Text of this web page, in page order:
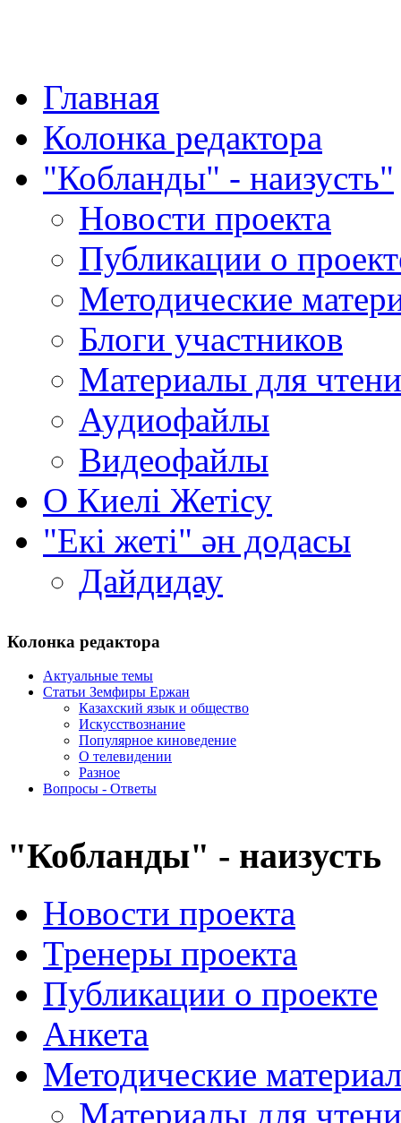
Главная
Колонка редактора
"Кобланды" - наизусть"
Новости проекта
Публикации о
Методические
Блоги участников
Материалы для
Аудиофайлы
Видеофайлы
О Киелi Жетiсу
"Екі жеті" ән додасы
Дайдидау
Колонка редактора
Актуальные темы
Статьи Земфиры Ержан
Казахский язык и общество
Искусствознание
Популярное киноведение
О телевидении
Разное
Вопросы - Ответы
"Кобланды" - наизусть
Новости проекта
Тренеры проекта
Публикации о проекте
Анкета
Методические
Материалы для